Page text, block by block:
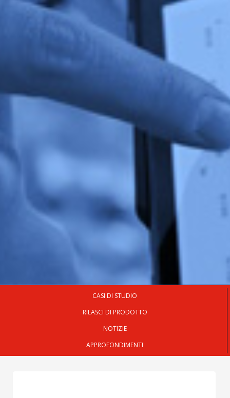
CASI DI STUDIO
RILASCI DI PRODOTTO
NOTIZIE
APPROFONDIMENTI